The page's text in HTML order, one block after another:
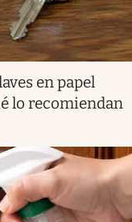
en papel
lo recomiendan